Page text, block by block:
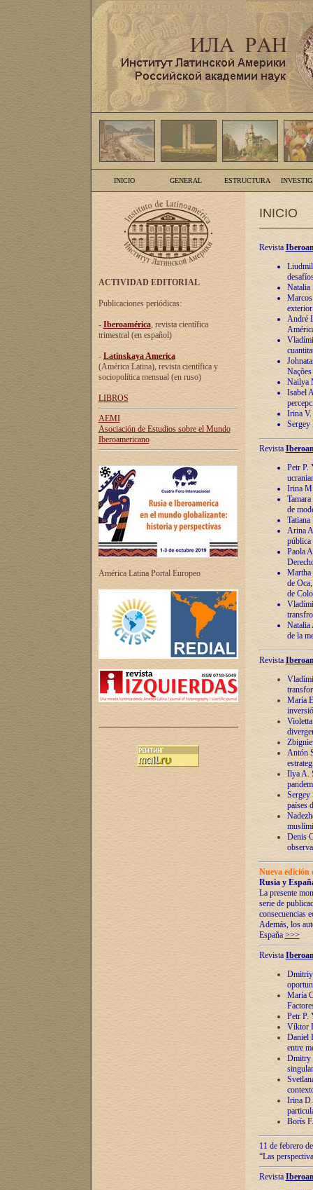
INICIO GENERAL ESTRUCTURA
ACTIVIDAD EDITORIAL
Publicaciones periódicas:
- Iberoamérica, revista científica
trimestral (en español)
- Latinskaya America
(América Latina), revista científica y
sociopolítica mensual (en ruso)
LIBROS
AEMI
Asociación de Estudios sobre el Mundo
Iberoamericano
América Latina Portal Europeo
INICIO
Revista
Natalia
André
Nailya
Isabel
Irina V.
Sergey
Revista
Petr P.
Irina
de
Arina
pública
Paola
Martha
de
de
Natalia
de la
Revista
María
Antón
Ilya A.
Sergey
países
Denis
Nueva
Rusia y
La presente
serie de
consecuencias
Además, los
España >>>
Revista
Dmitriy
María
Petr P.
Víktor
Daniel
entre
Dmitry
Irina
Borís
11 de febrero
“Las
Revista